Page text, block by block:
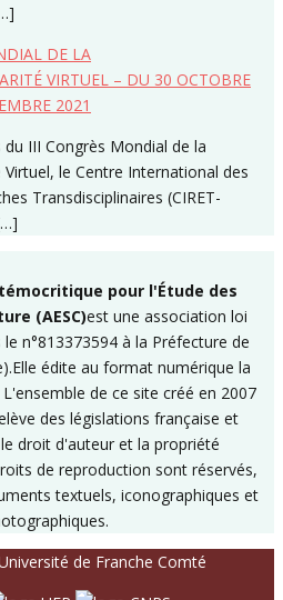
DE LA
VIRTUEL – DU 30 OCTOBRE
2021
III Congrès Mondial de la
le Centre International des
Transdisciplinaires (CIRET-
pour l'Étude des
(AESC)est une association loi
n°813373594 à la Préfecture de
édite au format numérique la
L'ensemble de ce site créé en 2007
des législations française et
droit d'auteur et la propriété
de reproduction sont réservés,
textuels, iconographiques et
de Franche Comté